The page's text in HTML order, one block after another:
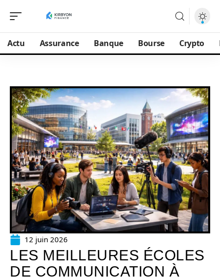
Actu Assurance Banque Bourse Crypto
12 juin 2026
LES MEILLEURES ÉCOLES
DE COMMUNICATION À